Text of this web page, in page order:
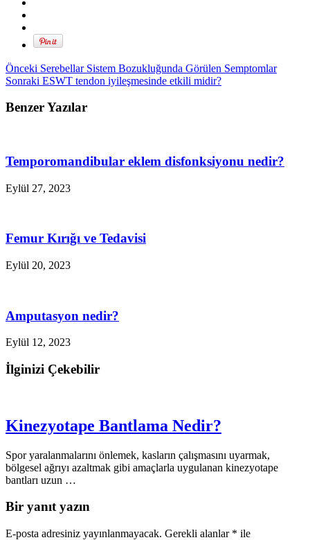
Önceki Serebellar Sistem Bozukluğunda Görülen Semptomlar
Sonraki ESWT tendon iyileşmesinde etkili midir?
Benzer Yazılar
Temporomandibular eklem disfonksiyonu nedir?
Eylül 27, 2023
Femur Kırığı ve Tedavisi
Eylül 20, 2023
Amputasyon nedir?
Eylül 12, 2023
İlginizi Çekebilir
Kinezyotape Bantlama Nedir?
Spor yaralanmalarını önlemek, kasların çalışmasını uyarmak,
bölgesel ağrıyı azaltmak gibi amaçlarla uygulanan kinezyotape
bantları uzun …
Bir yanıt yazın
E-posta adresiniz yayınlanmayacak. Gerekli alanlar * ile